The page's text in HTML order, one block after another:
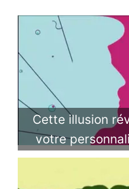
Cette illusion
votre